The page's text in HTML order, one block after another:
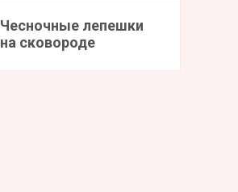
Чесночные лепешки
на сковороде